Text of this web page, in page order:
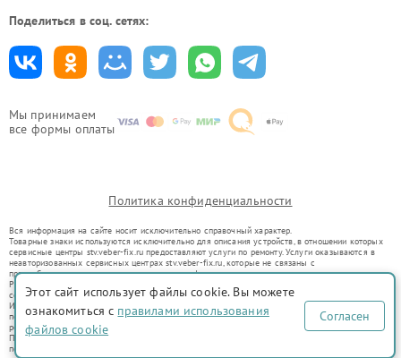
Мы принимаем
все формы оплаты
Поделиться в соц. сетях:
Политика конфиденциальности
Вся информация на сайте носит исключительно справочный характер.
Товарные знаки используются исключительно для описания устройств, в отношении которых
сервисные центры stv.veber-fix.ru предоставляют услуги по ремонту. Услуги оказываются в
неавторизованных сервисных центрах stv.veber-fix.ru, которые не связаны с
правообладателями товарных знаков или их официальными представителями.
Ремонт осуществляется для устройств, уже введенных в гражданский оборот в соответствии
со статьей 1487 ГК РФ.
Использование товарных знаков не преследует цели индивидуализации услуг или введения
потребителей в заблуждение, а служит для информирования о предоставляемых услугах по
ремонту техники указанных брендов.
Представленная на сайте информация не является публичной офертой, определяемой
положениями Статьи 437(2) Гражданского кодекса РФ
Этот сайт использует файлы cookie. Вы можете
ознакомиться с правилами использования
файлов cookie
Согласен